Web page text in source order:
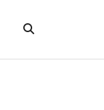
Sök
webbplatsen